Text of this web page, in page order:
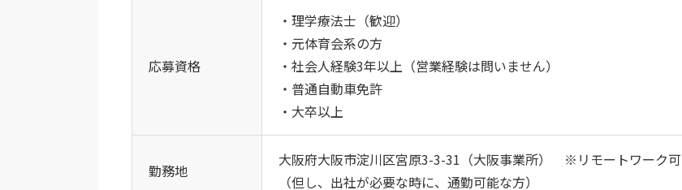
応募資格
・理学療法士（歓迎）
・元体育会系の方
・社会人経験3年以上（営業経験は問いません）
・普通自動車免許
・大卒以上
勤務地
大阪府大阪市淀川区宮原3-3-31（大阪事業所） ※リモートワーク可
（但し、出社が必要な時に、通勤可能な方）